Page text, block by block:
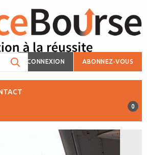
CONNEXION ABONNEZ-VOUS
0